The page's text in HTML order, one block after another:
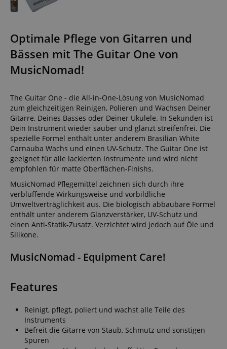
Optimale Pflege von Gitarren und
Bässen mit The Guitar One von
MusicNomad!
The Guitar One - die All-in-One-Lösung von MusicNomad
zum gleichzeitigen Reinigen, Polieren und Wachsen Deiner
Gitarre, Deines Basses oder Deiner Ukulele. In Sekunden ist
Dein Instrument wieder sauber und glänzt streifenfrei. Die
spezielle Formel enthält unter anderem Brasilian White
Carnauba Wachs und einen UV-Schutz. The Guitar One ist
geeignet für alle lackierten Instrumente und wird nicht
empfohlen für matte Oberflächen-Finishs.
MusicNomad Pflegemittel zeichnen sich durch ihre
verblüffende Wirkungsweise und vorbildliche
Umweltverträglichkeit aus. Die biologisch abbaubare Formel
enthält unter anderem Glanzverstärker, UV-Schutz und
einen Anti-Statik-Zusatz. Verzichtet wird jedoch auf Öle und
Silikone.
MusicNomad - Equipment Care!
Features
Reinigt, pflegt, poliert und wachst alle Teile des
Instruments
Befreit die Gitarre von Staub, Schmutz und sonstigen
Spuren